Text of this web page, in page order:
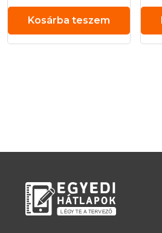
Kosárba teszem